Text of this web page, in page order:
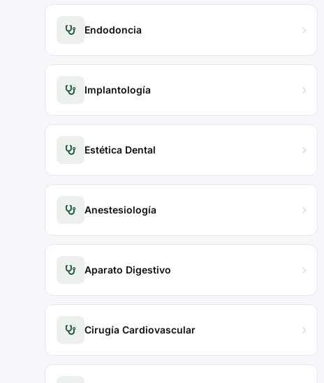
Endodoncia
Implantología
Estética Dental
Anestesiología
Aparato Digestivo
Cirugía Cardiovascular